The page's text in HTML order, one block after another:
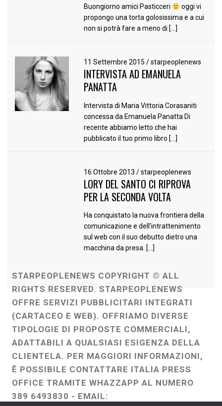
Buongiorno amici Pasticceri
oggi vi
propongo una torta golosissima e a cui
non si potrà fare a meno di […]
11 Settembre 2015/ starpeoplenews
INTERVISTA AD EMANUELA
PANATTA
Intervista di Maria Vittoria Corasaniti
concessa da Emanuela Panatta Di
recente abbiamo letto che hai
pubblicato il tuo primo libro […]
16 Ottobre 2013/ starpeoplenews
LORY DEL SANTO CI RIPROVA
PER LA SECONDA VOLTA
Ha conquistato la nuova frontiera della
comunicazione e dell’intrattenimento
sul web con il suo debutto dietro una
macchina da presa. […]
STARPEOPLENEWS COPYRIGHT © ALL
RIGHTS RESERVED. STARPEOPLENEWS
OFFRE SERVIZI PUBBLICITARI INTEGRATI
(CARTACEO E WEB). OFFRIAMO DIVERSE
TIPOLOGIE DI PROPOSTE COMMERCIALI,
ADATTABILI A QUALSIASI ESIGENZA DELLA
CLIENTELA. PER MAGGIORI INFORMAZIONI,
È POSSIBILE CONTATTARE ITALIA PRESS
OFFICE TRAMITE WHAZZAPP AL NUMERO
389 6493830 - EMAIL: